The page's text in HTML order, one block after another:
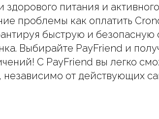
здорового питания и
проблемы как оплатить
быструю и безопасную
Выбирайте PayFriend и
С PayFriend вы легко
от действующих